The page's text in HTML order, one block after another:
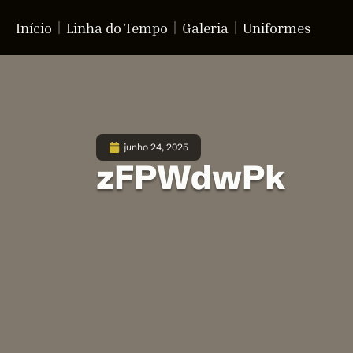
Início Linha do Tempo Galeria Uniformes
junho 24, 2025
zFPWdwPk